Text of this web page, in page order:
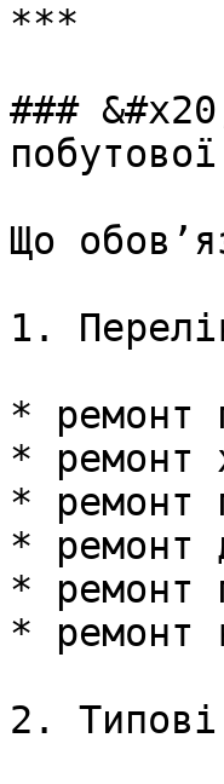
***
###
Що
1.
* ремонт
* ремонт
* ремонт
* ремонт
* ремонт
* ремонт
2. Типові